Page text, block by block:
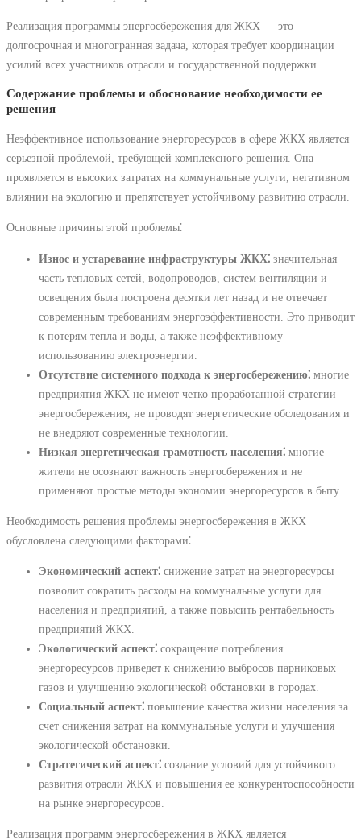
Реализация программы энергосбережения для ЖКХ — это
долгосрочная и многогранная задача, которая требует координации
усилий всех участников отрасли и государственной поддержки.
Содержание проблемы и обоснование необходимости ее
решения
Неэффективное использование энергоресурсов в сфере ЖКХ является
серьезной проблемой, требующей комплексного решения. Она
проявляется в высоких затратах на коммунальные услуги, негативном
влиянии на экологию и препятствует устойчивому развитию отрасли.
Основные причины этой проблемы⁚
Износ и устаревание инфраструктуры ЖКХ⁚ значительная
часть тепловых сетей, водопроводов, систем вентиляции и
освещения была построена десятки лет назад и не отвечает
современным требованиям энергоэффективности. Это приводит
к потерям тепла и воды, а также неэффективному
использованию электроэнергии.
Отсутствие системного подхода к энергосбережению⁚ многие
предприятия ЖКХ не имеют четко проработанной стратегии
энергосбережения, не проводят энергетические обследования и
не внедряют современные технологии.
Низкая энергетическая грамотность населения⁚ многие
жители не осознают важность энергосбережения и не
применяют простые методы экономии энергоресурсов в быту.
Необходимость решения проблемы энергосбережения в ЖКХ
обусловлена следующими факторами⁚
Экономический аспект⁚ снижение затрат на энергоресурсы
позволит сократить расходы на коммунальные услуги для
населения и предприятий, а также повысить рентабельность
предприятий ЖКХ.
Экологический аспект⁚ сокращение потребления
энергоресурсов приведет к снижению выбросов парниковых
газов и улучшению экологической обстановки в городах.
Социальный аспект⁚ повышение качества жизни населения за
счет снижения затрат на коммунальные услуги и улучшения
экологической обстановки.
Стратегический аспект⁚ создание условий для устойчивого
развития отрасли ЖКХ и повышения ее конкурентоспособности
на рынке энергоресурсов.
Реализация программ энергосбережения в ЖКХ является